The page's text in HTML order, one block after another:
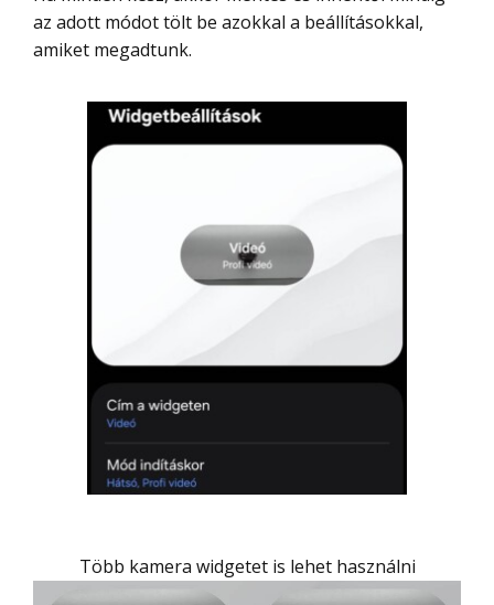
az adott módot tölt be azokkal a beállításokkal,
amiket megadtunk.
Több kamera widgetet is lehet használni